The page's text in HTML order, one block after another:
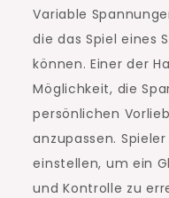
Variable
die das Spiel eines
können. Einer der
Möglichkeit, die
persönlichen
anzupassen.
einstellen, um ein
und Kontrolle zu